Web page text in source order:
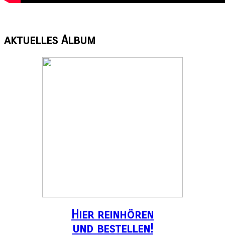
aktuelles Album
Hier reinhören
und bestellen!